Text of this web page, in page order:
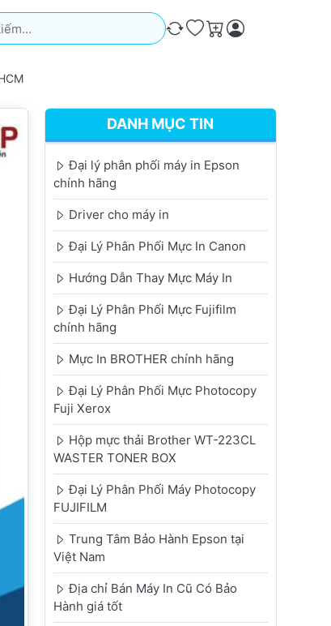
quả sẽ tự động xuất hiện khi bạn nhập. Nhấn phím
So sánh
Ưa thích
Giỏ hàng
DANH MỤC TIN
Đại lý phân phối máy in Epson
chính hãng
Driver cho máy in
Đại Lý Phân Phối Mực In Canon
Hướng Dẫn Thay Mực Máy In
Đại Lý Phân Phối Mực Fujifilm
chính hãng
Mực In BROTHER chính hãng
Đại Lý Phân Phối Mực Photocopy
Fuji Xerox
Hộp mực thải Brother WT-223CL
WASTER TONER BOX
Đại Lý Phân Phối Máy Photocopy
FUJIFILM
Trung Tâm Bảo Hành Epson tại
Việt Nam
Địa chỉ Bán Máy In Cũ Có Bảo
Hành giá tốt